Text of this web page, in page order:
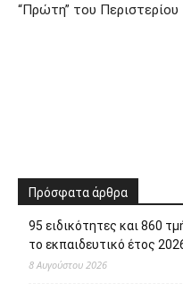
“Πρώτη” του Περιστερίου
Πρόσφατα άρθρα
95 ειδικότητες και 860
το εκπαιδευτικό έτος
8 Αυγούστου 2026